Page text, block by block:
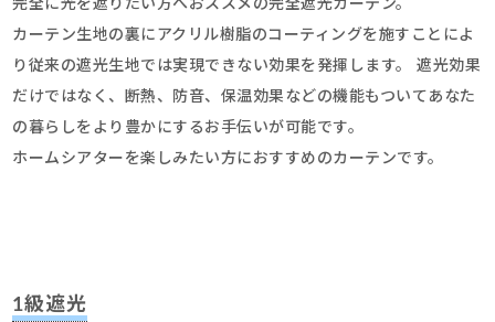
完全に光を遮りたい方へおススメの完全遮光カーテン。
カーテン生地の裏にアクリル樹脂のコーティングを施すことによ
り従来の遮光生地では実現できない効果を発揮します。 遮光効果
だけではなく、断熱、防音、保温効果などの機能もついてあなた
の暮らしをより豊かにするお手伝いが可能です。
ホームシアターを楽しみたい方におすすめのカーテンです。
1級遮光